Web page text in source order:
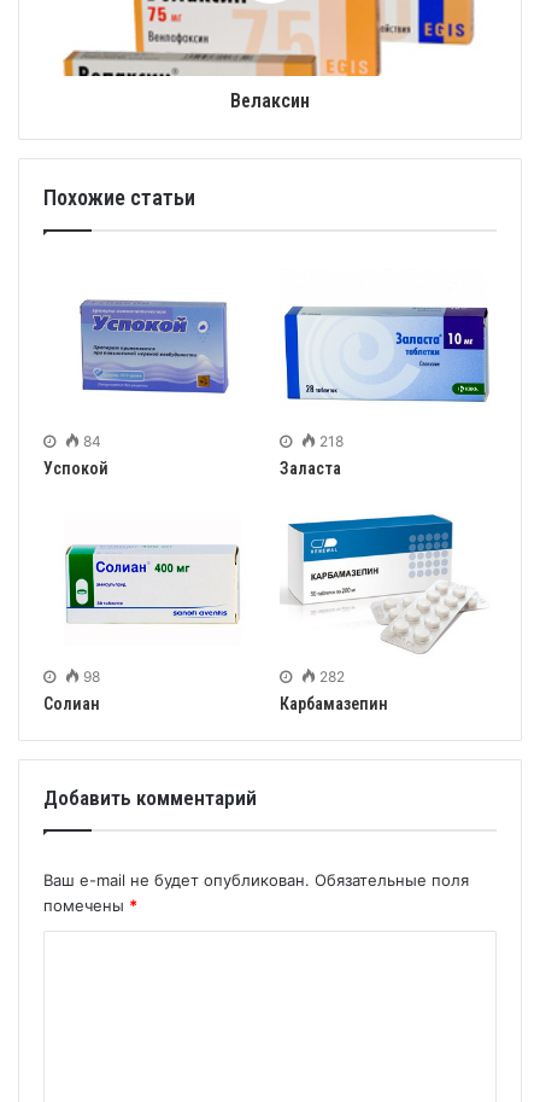
Велаксин
Похожие статьи
84
Успокой
218
Заласта
98
Солиан
282
Карбамазепин
Добавить комментарий
Ваш e-mail не будет опубликован. Обязательные поля
помечены *